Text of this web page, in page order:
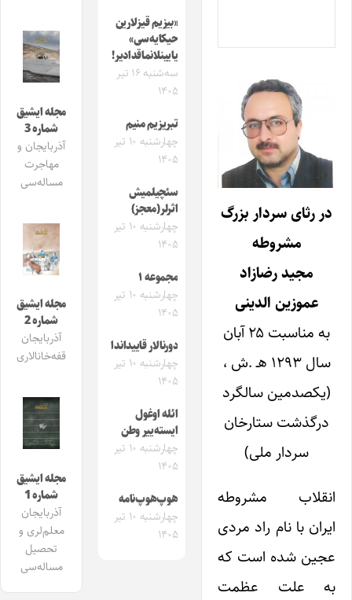
در رثای سردار بزرگ
مشروطه
مجید رضازاد
عموزین الدینی
به مناسبت ۲۵ آبان
سال ۱۲۹۳ هـ .ش ،
(یکصدمین سالگرد
درگذشت ستارخان
سردار ملی)
انقلاب مشروطه
ایران با نام راد مردی
عجین شده است که
به علت عظمت
«بیزیم قیزلارین
حیکایه‌سی»
یایینلانماقدادیر!
سه‌شنبه ۱۶ تیر
۱۴۰۵
تبریزیم منیم
چهارشنبه ۱۰ تیر
۱۴۰۵
سئچیلمیش
اثرلر(معجز)
چهارشنبه ۱۰ تیر
۱۴۰۵
مجموعه ۱
چهارشنبه ۱۰ تیر
۱۴۰۵
دورنالار قاییداندا
چهارشنبه ۱۰ تیر
۱۴۰۵
ائله اوغول
ایسته‌ییر وطن
چهارشنبه ۱۰ تیر
۱۴۰۵
هوپ‌هوپ‌نامه
چهارشنبه ۱۰ تیر
۱۴۰۵
مجله ایشیق
شماره 3
آذربایجان و
مهاجرت
مساله‌سی
مجله ایشیق
شماره 2
آذربایجان
قفه‌خانالاری
مجله ایشیق
شماره 1
آذربایجان
معلم‌لری و
تحصیل
مساله‌سی